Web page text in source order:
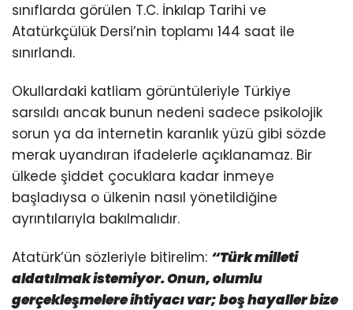
sınıflarda görülen T.C. İnkılap Tarihi ve
Atatürkçülük Dersi’nin toplamı 144 saat ile
sınırlandı.
Okullardaki katliam görüntüleriyle Türkiye
sarsıldı ancak bunun nedeni sadece psikolojik
sorun ya da internetin karanlık yüzü gibi sözde
merak uyandıran ifadelerle açıklanamaz. Bir
ülkede şiddet çocuklara kadar inmeye
başladıysa o ülkenin nasıl yönetildiğine
ayrıntılarıyla bakılmalıdır.
Atatürk’ün sözleriyle bitirelim: “Türk milleti
aldatılmak istemiyor. Onun, olumlu
gerçekleşmelere ihtiyacı var; boş hayaller bize